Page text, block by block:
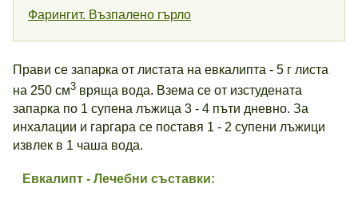
Фарингит. Възпалено гърло
Прави се запарка от листата на евкалипта - 5 г листа
на 250 см3 вряща вода. Взема се от изстудената
запарка по 1 супена лъжица 3 - 4 пъти дневно. За
инхалации и гаргара се поставя 1 - 2 супени лъжици
извлек в 1 чаша вода.
Евкалипт - Лечебни съставки: